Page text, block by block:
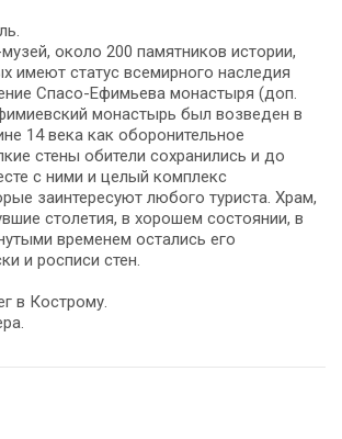
около 200 памятников истории,
имеют статус всемирного наследия
Спасо-Ефимьева монастыря (доп.
монастырь был возведен в
14 века как оборонительное
стены обители сохранились и до
с ними и целый комплекс
заинтересуют любого туриста. Храм,
столетия, в хорошем состоянии, в
временем остались его
и росписи стен.
в Кострому.